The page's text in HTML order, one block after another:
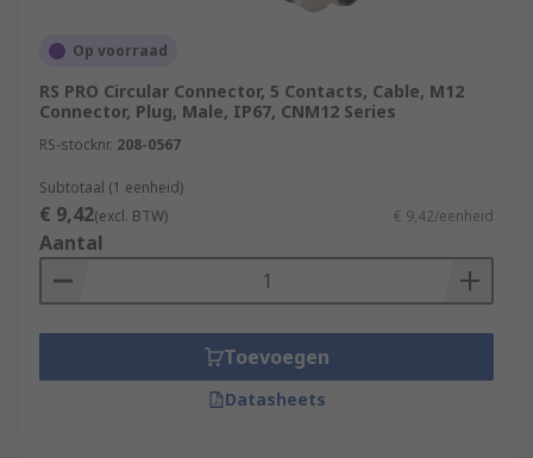
Op voorraad
RS PRO Circular Connector, 5 Contacts, Cable, M12
Connector, Plug, Male, IP67, CNM12 Series
RS-stocknr. 208-0567
Subtotaal (1 eenheid)
€ 9,42(excl. BTW) € 9,42/eenheid
Aantal
Toevoegen
Datasheets